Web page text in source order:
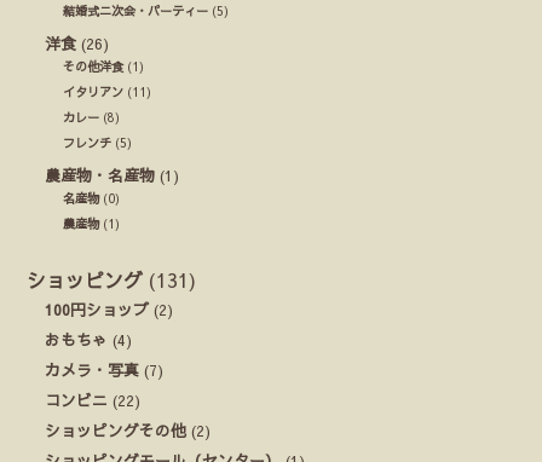
結婚式ニ次会・パーティー (5)
洋食 (26)
その他洋食(1)
イタリアン (11)
カレー (8)
フレンチ (5)
農産物・名産物 (1)
名産物(0)
農産物(1)
ショッピング (131)
100円ショップ (2)
おもちゃ (4)
カメラ・写真 (7)
コンビニ (22)
ショッピングその他 (2)